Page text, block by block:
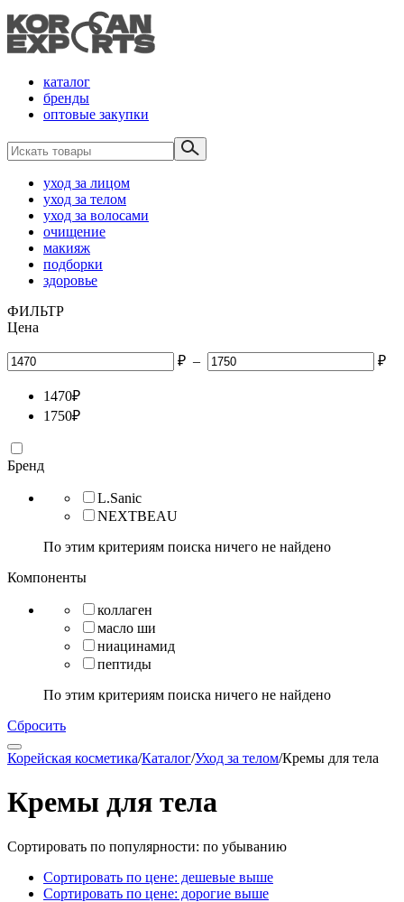
каталог
бренды
оптовые закупки
уход за лицом
уход за телом
уход за волосами
очищение
макияж
подборки
здоровье
ФИЛЬТР
Цена
₽ – ₽
1470₽
1750₽
Бренд
L.Sanic
NEXTBEAU
По этим критериям поиска ничего не найдено
Компоненты
коллаген
масло ши
ниацинамид
пептиды
По этим критериям поиска ничего не найдено
Сбросить
Корейская косметика/Каталог/Уход за телом/Кремы для тела
Кремы для тела
Сортировать по популярности: по убыванию
Сортировать по цене: дешевые выше
Сортировать по цене: дорогие выше